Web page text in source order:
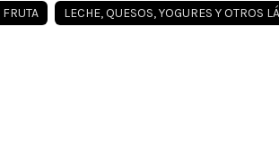
FRUTA LECHE, QUESOS, YOGURES Y OTROS